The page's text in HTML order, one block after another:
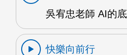
吳宥忠老師 AI的
快樂向前行